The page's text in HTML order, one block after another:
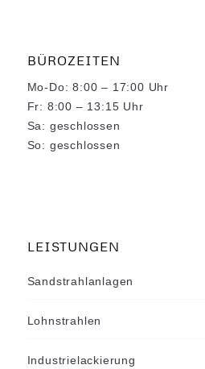
BÜROZEITEN
Mo-Do: 8:00 – 17:00 Uhr
Fr: 8:00 – 13:15 Uhr
Sa: geschlossen
So: geschlossen
LEISTUNGEN
Sandstrahlanlagen
Lohnstrahlen
Industrielackierung